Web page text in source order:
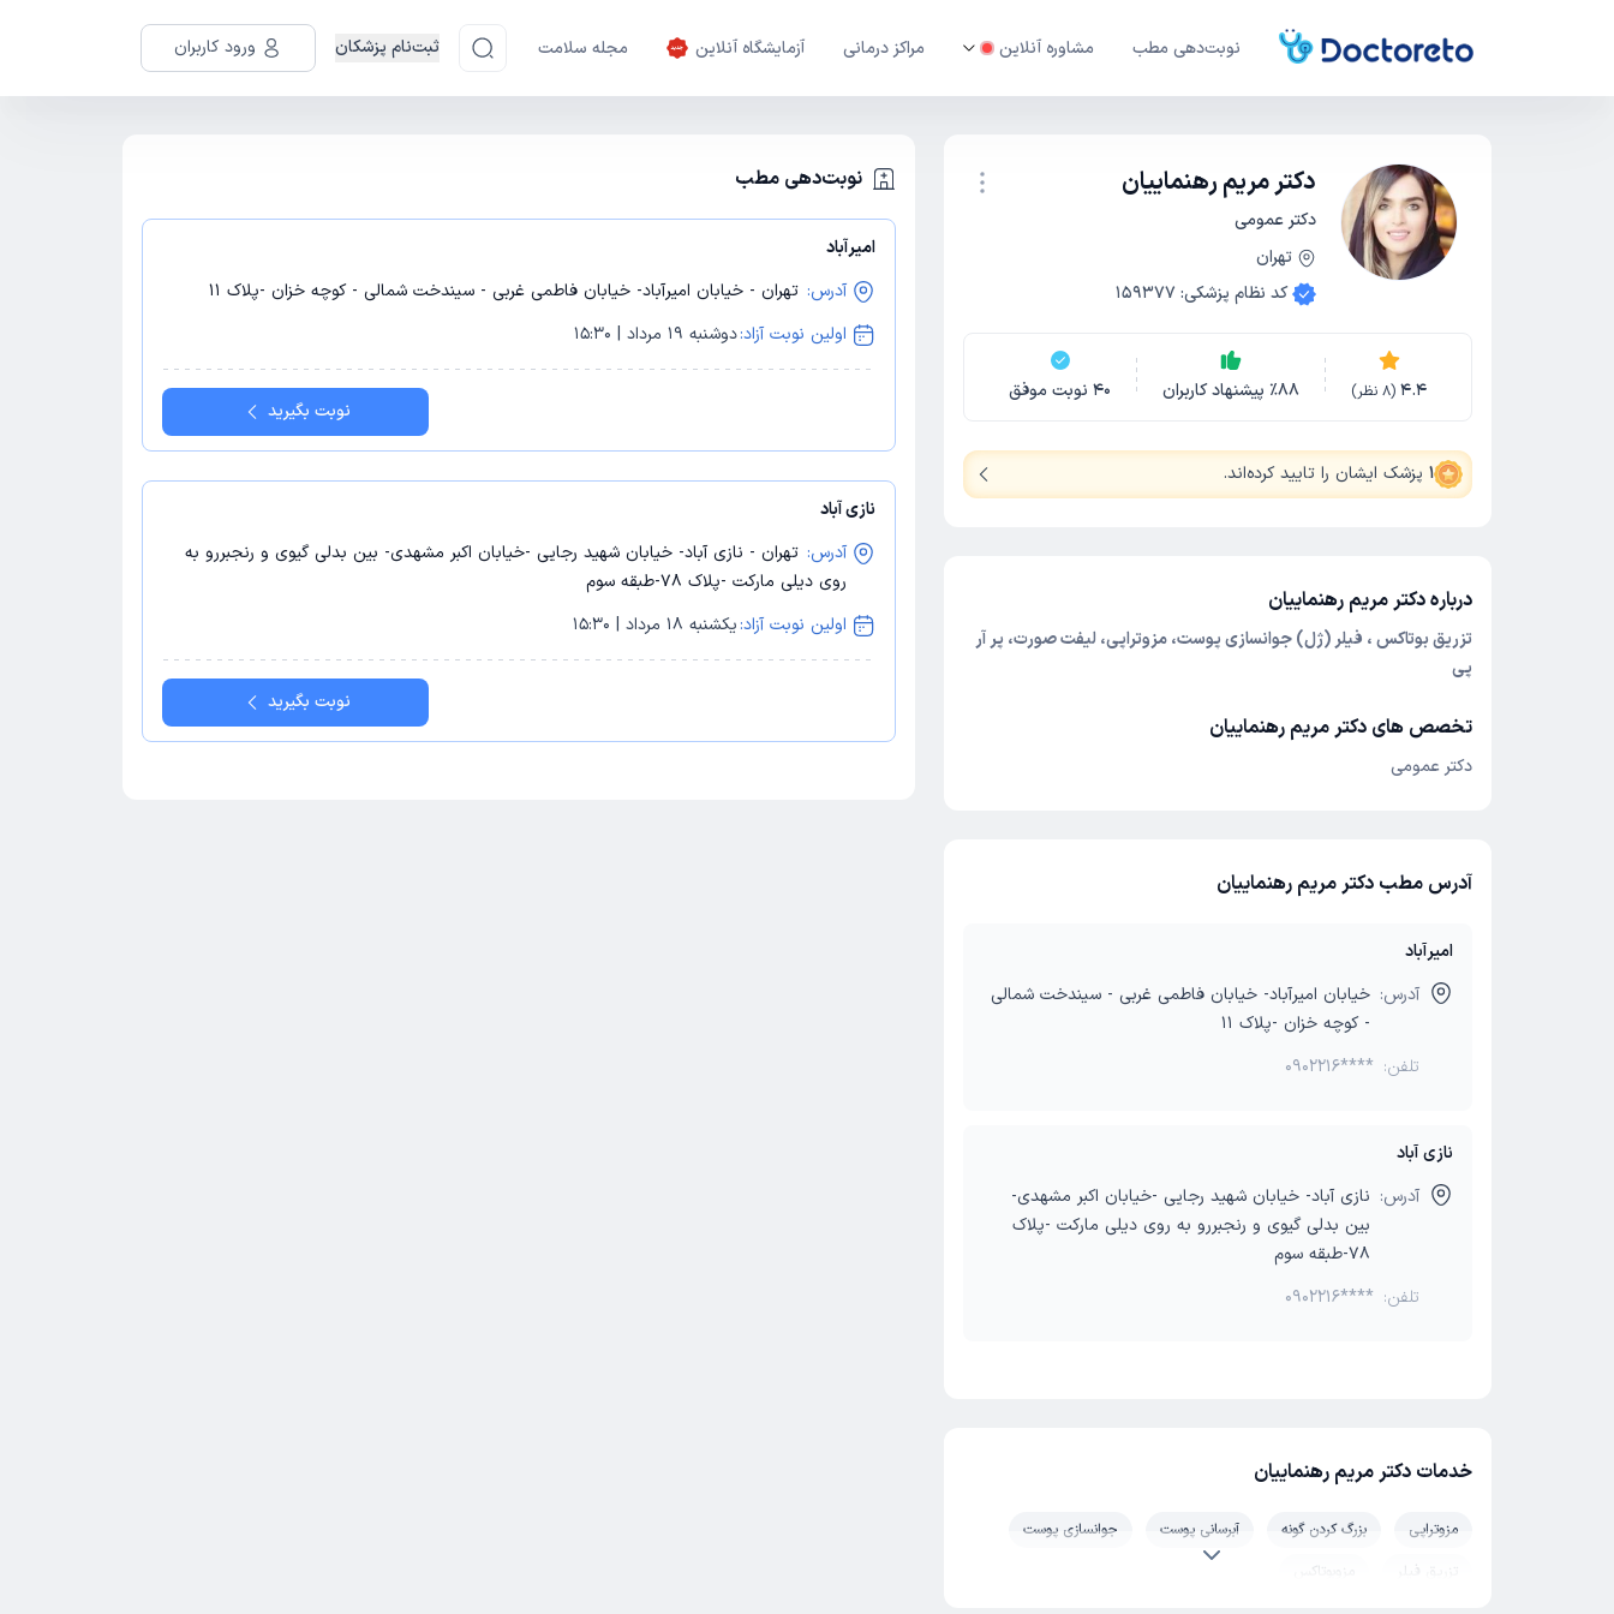
نوبت‌دهی مطب مشاوره آنلاین مراکز درمانی آزمایشگاه آنلاین مجله سلامت ثبت‌نام پزشکان ورود کاربران
دکتر مریم رهنماییان
دکتر عمومی
تهران
کد نظام پزشکی:
159377
4.4
(
8 نظر) ٪88 پیشنهاد کاربران 40 نوبت موفق
1 پزشک ایشان را تایید کرده‌اند.
نوبت‌دهی مطب
امیرآباد
آدرس: تهران - خیابان امیرآباد- خیابان فاطمی غربی - سیندخت شمالی - کوچه خزان -پلاک 11
اولین نوبت آزاد:دوشنبه 19 مرداد | 15:30
نوبت بگیرید
نازی آباد
آدرس: تهران - نازی آباد- خیابان شهید رجایی -خیابان اکبر مشهدی- بین بدلی گیوی و رنجبررو به
روی دیلی مارکت -پلاک 78-طبقه سوم
اولین نوبت آزاد:یکشنبه 18 مرداد | 15:30
نوبت بگیرید
درباره دکتر مریم رهنماییان
تزریق بوتاکس ، فیلر (ژل) جوانسازی پوست، مزوتراپی، لیفت صورت، پر آر
پی
تخصص های دکتر مریم رهنماییان
دکتر عمومی
آدرس مطب دکتر مریم رهنماییان
امیرآباد
آدرس: خیابان امیرآباد- خیابان فاطمی غربی - سیندخت شمالی
- کوچه خزان -پلاک 11
تلفن: 0902216****
نازی آباد
آدرس: نازی آباد- خیابان شهید رجایی -خیابان اکبر مشهدی-
بین بدلی گیوی و رنجبررو به روی دیلی مارکت -پلاک
78-طبقه سوم
تلفن: 0902216****
خدمات دکتر مریم رهنماییان
مزوتراپی بزرگ کردن گونه آبرسانی پوست
جوانسازی پوست
تزریق فیلر
مزوبوتاکس